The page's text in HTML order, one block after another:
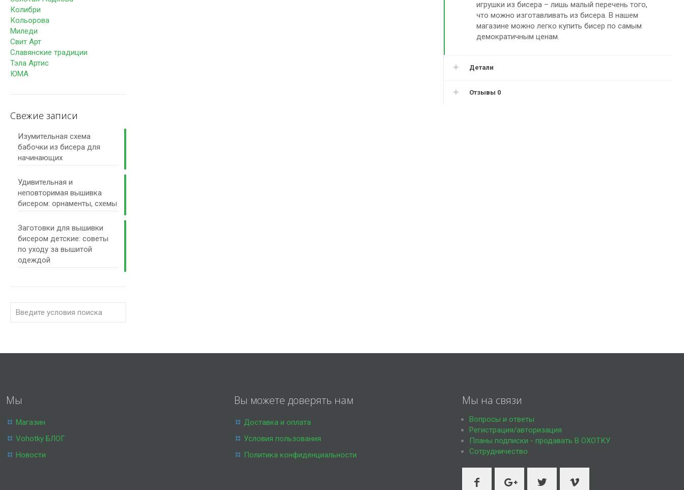
игрушки из бисера – лишь малый перечень того,
что можно изготавливать из бисера. В нашем
магазине можно легко купить бисер по самым
демократичным ценам.
Детали
Отзывы 0
Колибри
Кольорова
Миледи
Свит Арт
Славянские традиции
Тэла Артис
ЮМА
Свежие записи
Изумительная схема
бабочки из бисера для
начинающих
Удивительная и
неповторимая вышивка
бисером: орнаменты, схемы
Заготовки для вышивки
бисером детские: советы
по уходу за вышитой
одеждой
Мы
Магазин
Vohotky БЛОГ
Новости
Вы можете доверять нам
Доставка и оплата
Условия пользования
Политика конфиденциальности
Мы на связи
Вопросы и ответы
Регистрация/авторизация
Планы подписки - продавать В ОХОТКУ
Сотрудничество